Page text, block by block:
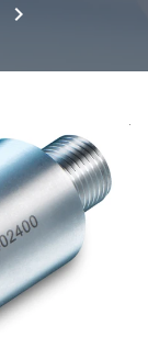
chevron_right